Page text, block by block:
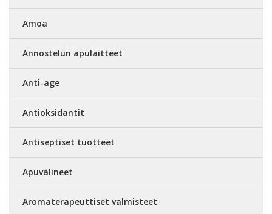
Amoa
Annostelun apulaitteet
Anti-age
Antioksidantit
Antiseptiset tuotteet
Apuvälineet
Aromaterapeuttiset valmisteet